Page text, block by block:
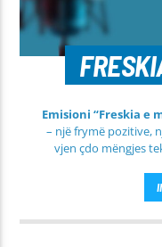
Emisioni “Freskia e
– një frymë pozitive,
vjen çdo mëngjes
informues dhe më
para të ditës me